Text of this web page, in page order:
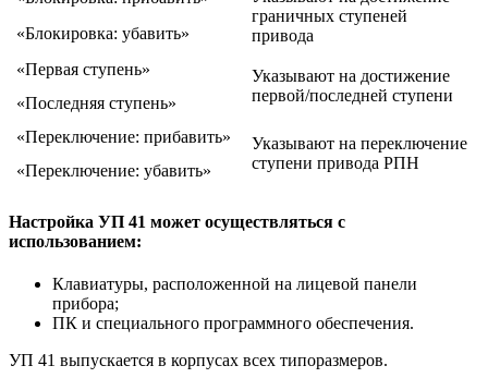
граничных ступеней
привода
«Блокировка: убавить»
«Первая ступень»
Указывают на достижение
первой/последней ступени
«Последняя ступень»
«Переключение: прибавить»
Указывают на переключение
ступени привода РПН
«Переключение: убавить»
Настройка УП 41 может осуществляться с
использованием:
Клавиатуры, расположенной на лицевой панели
прибора;
ПК и специального программного обеспечения.
УП 41 выпускается в корпусах всех типоразмеров.